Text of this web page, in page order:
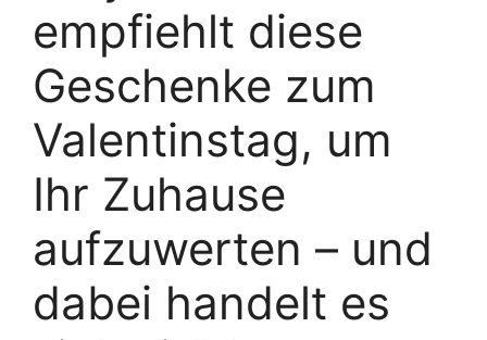
empfiehlt diese
Geschenke zum
Valentinstag, um
Ihr Zuhause
aufzuwerten – und
dabei handelt es